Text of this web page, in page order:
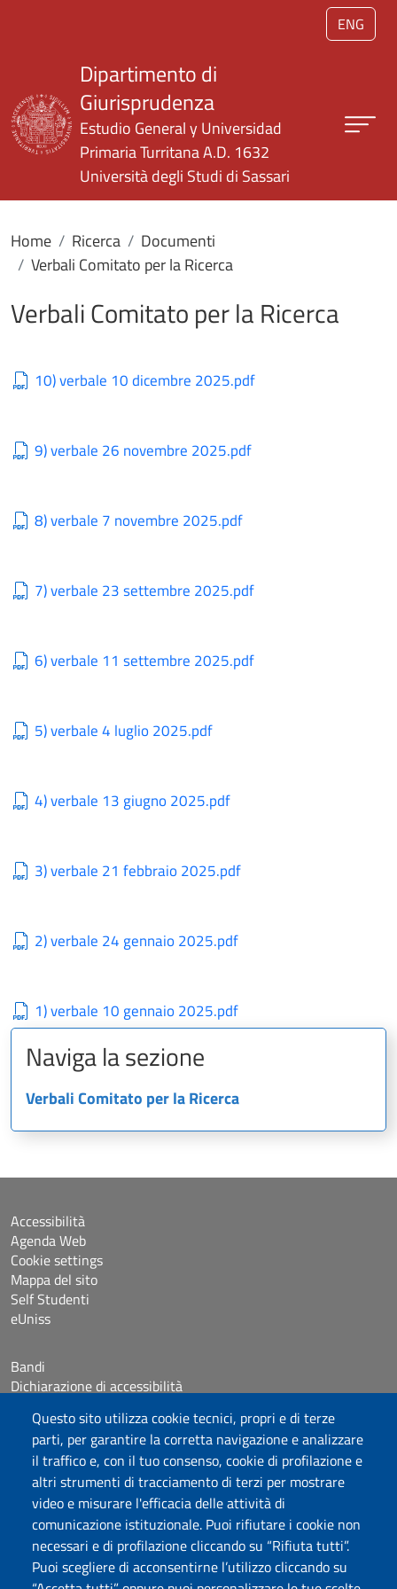
Salta al contenuto principale
ENG
Questo sito utilizza cookie tecnici, propri e di terze
parti, per garantire la corretta navigazione e analizzare
il traffico e, con il tuo consenso, cookie di profilazione e
altri strumenti di tracciamento di terzi per mostrare
video e misurare l'efficacia delle attività di
comunicazione istituzionale. Puoi rifiutare i cookie non
necessari e di profilazione cliccando su “Rifiuta tutti”.
Puoi scegliere di acconsentirne l’utilizzo cliccando su
Dipartimento di
Giurisprudenza
Estudio General y Universidad
Primaria Turritana A.D. 1632
Università degli Studi di Sassari
Home Ricerca
Documenti
Verbali Comitato per la Ricerca
Verbali Comitato per la Ricerca
10) verbale 10 dicembre 2025.pdf
9) verbale 26 novembre 2025.pdf
8) verbale 7 novembre 2025.pdf
7) verbale 23 settembre 2025.pdf
6) verbale 11 settembre 2025.pdf
5) verbale 4 luglio 2025.pdf
4) verbale 13 giugno 2025.pdf
3) verbale 21 febbraio 2025.pdf
2) verbale 24 gennaio 2025.pdf
1) verbale 10 gennaio 2025.pdf
Naviga la sezione
Verbali Comitato per la Ricerca
Università degli Studi di Sassari
Dipartimento di Giurisprudenza
Viale Mancini 5, 07100 Sassari
Accessibilità
Agenda Web
Cookie settings
Mappa del sito
Self Studenti
eUniss
Bandi
Dichiarazione di accessibilità
Protocollo
Seguici su